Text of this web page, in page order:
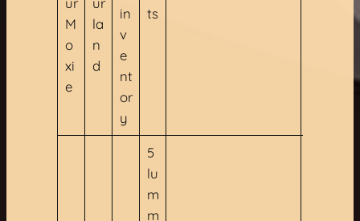
M
o
xi
e
la
n
d
in
v
e
nt
or
y
ts
5
lu
m
m